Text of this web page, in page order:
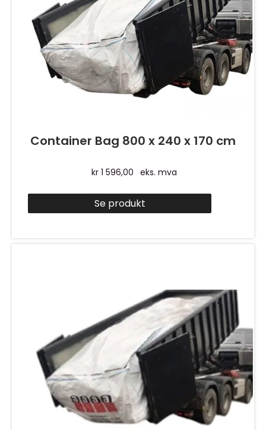
Container Bag 800 x 240 x 170 cm
kr 1 596,00 eks. mva
Se produkt